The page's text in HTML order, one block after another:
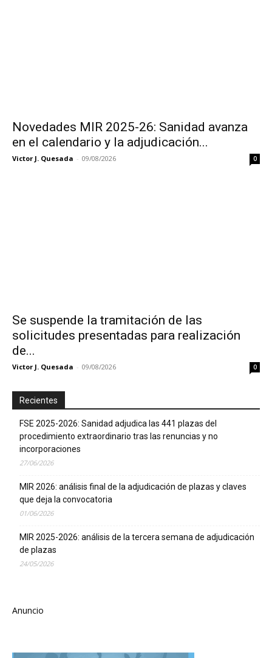
Novedades MIR 2025-26: Sanidad avanza
en el calendario y la adjudicación...
Victor J. Quesada - 09/08/2026 0
Se suspende la tramitación de las
solicitudes presentadas para realización
de...
Victor J. Quesada - 09/08/2026 0
Recientes
FSE 2025-2026: Sanidad adjudica las 441 plazas del
procedimiento extraordinario tras las renuncias y no
incorporaciones
27/06/2026
MIR 2026: análisis final de la adjudicación de plazas y claves
que deja la convocatoria
01/06/2026
MIR 2025-2026: análisis de la tercera semana de adjudicación
de plazas
24/05/2026
Anuncio